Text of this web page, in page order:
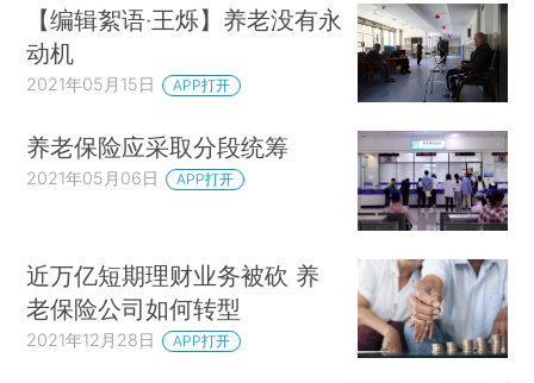
【编辑絮语·王烁】养老没有永
动机
2021年05月15日 APP打开
养老保险应采取分段统筹
2021年05月06日 APP打开
近万亿短期理财业务被砍 养
老保险公司如何转型
2021年12月28日 APP打开